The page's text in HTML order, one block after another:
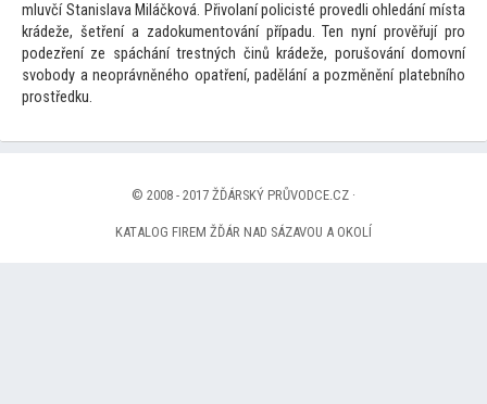
mluvčí Stanislava Miláčková. Přivolaní policisté provedli ohledání místa
krádeže, šetření a zadokumentování případu. Ten nyní prověřují pro
podezření ze spáchání trestných činů krádeže, porušování domovní
svobody a neoprávněného opatření, padělání a pozměnění platebního
prostředku.
© 2008 - 2017 ŽĎÁRSKÝ PRŮVODCE.CZ ·
KATALOG FIREM ŽĎÁR NAD SÁZAVOU A OKOLÍ